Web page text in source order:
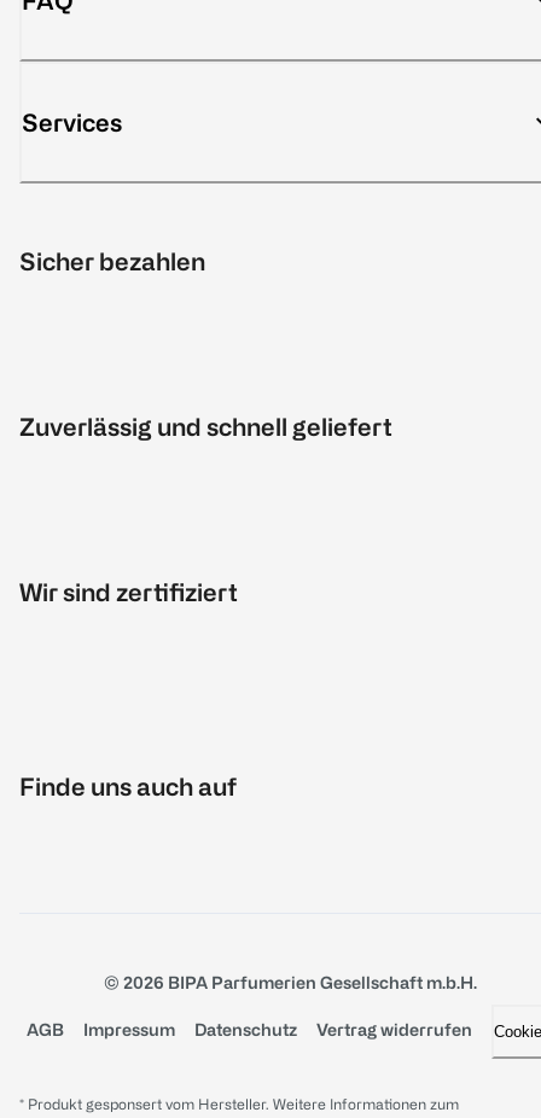
Services
Sicher bezahlen
Zuverlässig und schnell geliefert
Wir sind zertifiziert
Finde uns auch auf
© 2026 BIPA Parfumerien Gesellschaft m.b.H.
AGB Impressum Datenschutz Vertrag widerrufen
* Produkt gesponsert vom Hersteller. Weitere Informationen zum